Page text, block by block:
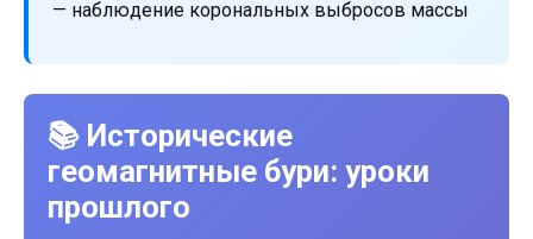
— наблюдение корональных выбросов массы
📚 Исторические
геомагнитные бури: уроки
прошлого